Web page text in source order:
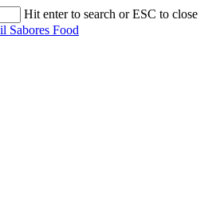
Hit enter to search or ESC to close